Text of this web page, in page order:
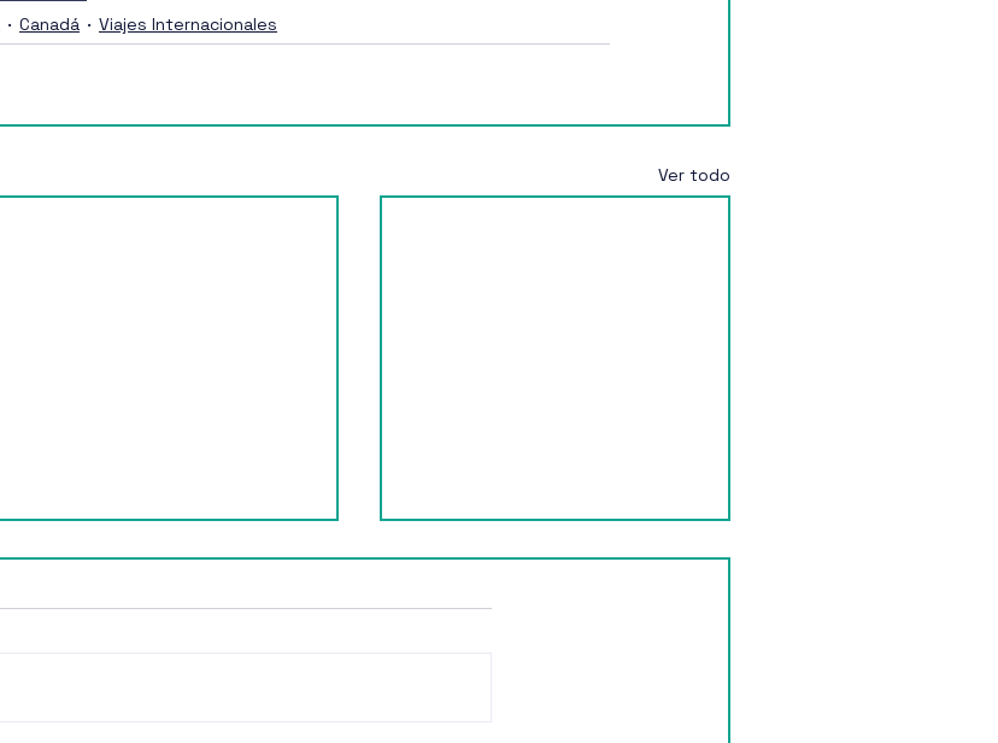
Canadá Viajes Internacionales
Ver todo